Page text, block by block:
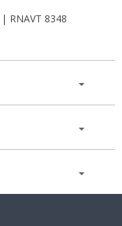
RNAVT 8348